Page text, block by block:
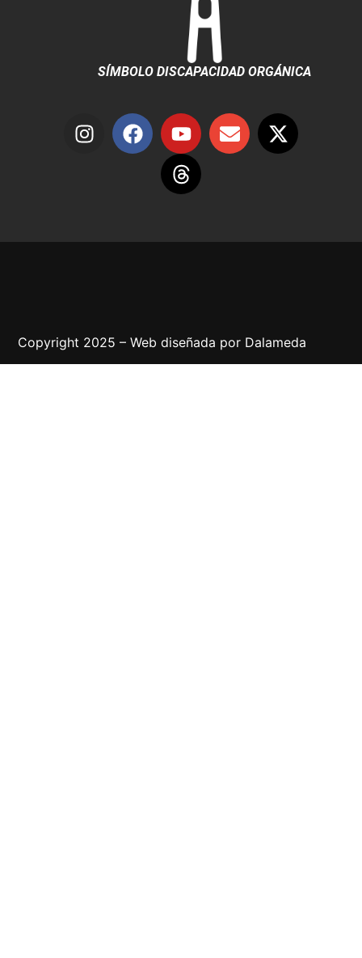
SÍMBOLO DISCAPACIDAD ORGÁNICA
Copyright 2025 – Web diseñada por Dalameda